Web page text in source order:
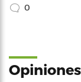
0
Opiniones